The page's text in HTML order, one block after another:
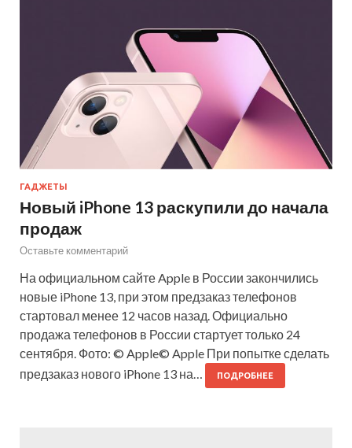
ГАДЖЕТЫ
Новый iPhone 13 раскупили до начала
продаж
Оставьте комментарий
На официальном сайте Apple в России закончились
новые iPhone 13, при этом предзаказ телефонов
стартовал менее 12 часов назад. Официально
продажа телефонов в России стартует только 24
сентября. Фото: © Apple© Apple При попытке сделать
предзаказ нового iPhone 13 на…
ПОДРОБНЕЕ